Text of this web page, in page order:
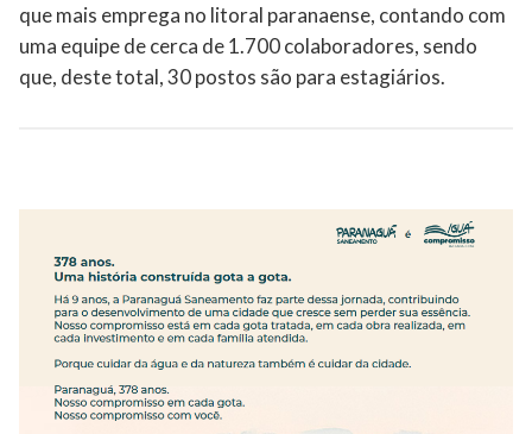
que mais emprega no litoral paranaense, contando com
uma equipe de cerca de 1.700 colaboradores, sendo
que, deste total, 30 postos são para estagiários.